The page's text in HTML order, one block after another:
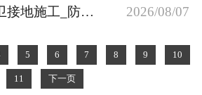
潮州陶瓷电子厨卫接地施工_防潮型＜4 欧姆 ESD 防静电接地埋设 2026/08/07
5 6 7 8 9 10
11 下一页